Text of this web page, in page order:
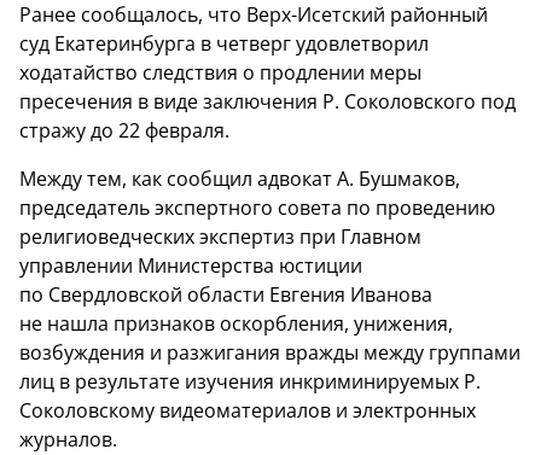
Ранее сообщалось, что Верх-Исетский районный
суд Екатеринбурга в четверг удовлетворил
ходатайство следствия о продлении меры
пресечения в виде заключения Р. Соколовского под
стражу до 22 февраля.
Между тем, как сообщил адвокат А. Бушмаков,
председатель экспертного совета по проведению
религиоведческих экспертиз при Главном
управлении Министерства юстиции
по Свердловской области Евгения Иванова
не нашла признаков оскорбления, унижения,
возбуждения и разжигания вражды между группами
лиц в результате изучения инкриминируемых Р.
Соколовскому видеоматериалов и электронных
журналов.